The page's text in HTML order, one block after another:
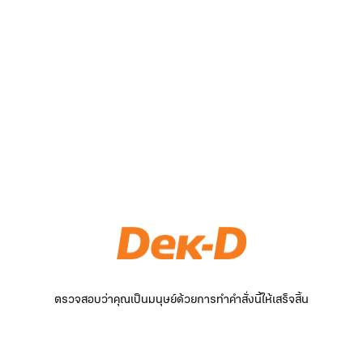
ตรวจสอบว่าคุณเป็นมนุษย์ด้วยการทำคำสั่งนี้ให้เสร็จสิ้น